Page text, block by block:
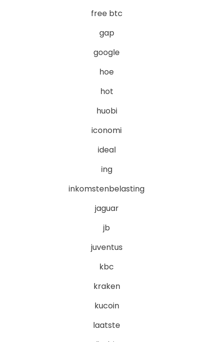
free btc
gap
google
hoe
hot
huobi
iconomi
ideal
ing
inkomstenbelasting
jaguar
jb
juventus
kbc
kraken
kucoin
laatste